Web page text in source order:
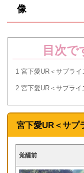
像
目次で
1 宮下愛UR＜サプラ
2 宮下愛UR＜サプラ
宮下愛UR＜サプ
覚醒前